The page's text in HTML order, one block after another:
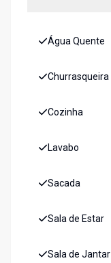
Água Quente
Churrasqueira
Cozinha
Lavabo
Sacada
Sala de Estar
Sala de Jantar